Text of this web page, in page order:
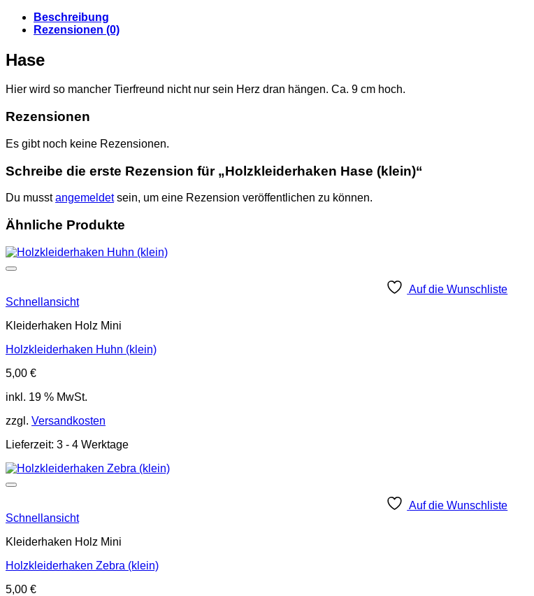
Beschreibung
Rezensionen (0)
Hase
Hier wird so mancher Tierfreund nicht nur sein Herz dran hängen. Ca. 9 cm hoch.
Rezensionen
Es gibt noch keine Rezensionen.
Schreibe die erste Rezension für „Holzkleiderhaken Hase (klein)“
Du musstangemeldetsein, um eine Rezension veröffentlichen zu können.
Ähnliche Produkte
Auf die Wunschliste
Schnellansicht
Kleiderhaken Holz Mini
Holzkleiderhaken Huhn (klein)
5,00 €
inkl. 19 % MwSt.
zzgl. Versandkosten
Lieferzeit: 3 - 4 Werktage
Auf die Wunschliste
Schnellansicht
Kleiderhaken Holz Mini
Holzkleiderhaken Zebra (klein)
5,00 €